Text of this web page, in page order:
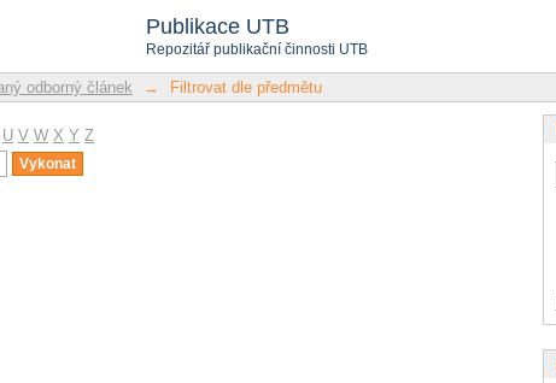
Publikace UTB
Repozitář publikační činnosti UTB
odborný článek → Filtrovat dle předmětu
U V W X Y Z